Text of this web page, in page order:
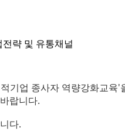
략 및 유통채널
기업 종사자 역량강화교육
랍니다.
다.